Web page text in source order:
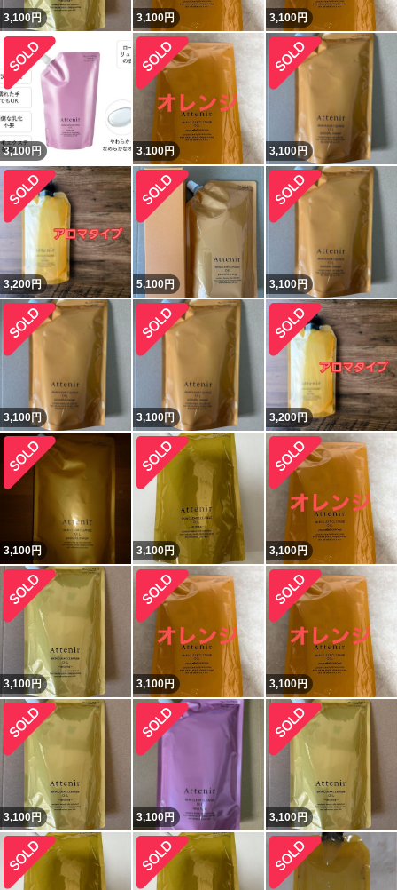
3,100円 3,100円 3,100円
3,100 円 3,100円 3,100円
3,200円 5,100円 3,100円
3,100円 3,100円 3,200円
3,100円 3,100円 3,100円
3,100円 3,100円 3,100円
3,100円 3,100円 3,100円